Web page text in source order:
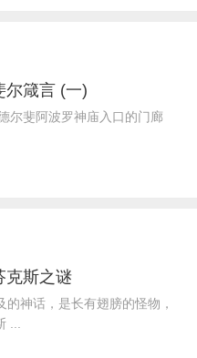
尔箴言 (一)
尔斐阿波罗神庙入口的门廊
克斯之谜
神话，是长有翅膀的怪物，
...